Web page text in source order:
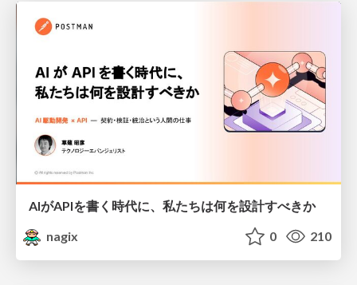
AIがAPIを書く時代に、私たちは何を設計すべきか
nagix
0 210